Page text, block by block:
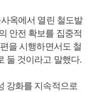
옥에서 열린 철도발
안전 확보를 집중적
을 시행하면서도 철
둘 것이라고 말했다.
강화를 지속적으로